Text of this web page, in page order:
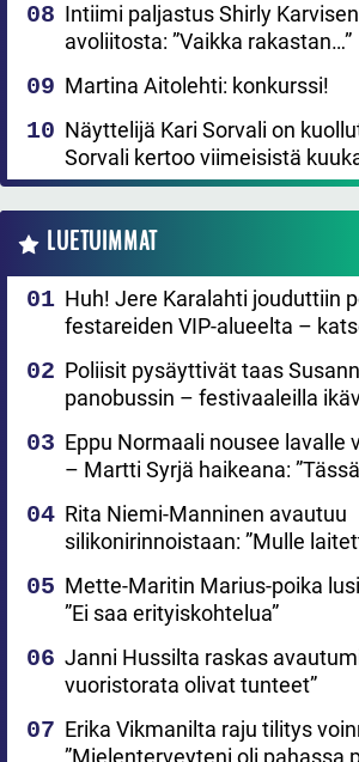
Intiimi paljastus Shirly
avoliitosta: ”Vaikka rakastan…”
Martina Aitolehti: konkurssi!
Näyttelijä Kari Sorvali on
Sorvali kertoo viimeisistä
LUETUIMMAT
Huh! Jere Karalahti jouduttiin
festareiden VIP-alueelta –
Poliisit pysäyttivät taas
panobussin – festivaaleilla
Eppu Normaali nousee lavalle
– Martti Syrjä haikeana:
Rita Niemi-Manninen avautuu
silikonirinnoistaan: ”Mulle
Mette-Maritin Marius-poika
”Ei saa erityiskohtelua”
Janni Hussilta raskas
vuoristorata olivat tunteet”
Erika Vikmanilta raju tilitys